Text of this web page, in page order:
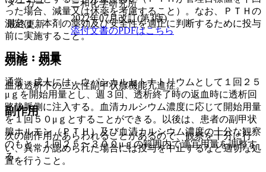
った場合、減量又は休薬を考慮すること）。なお、ＰＴＨの
測定は、本剤の薬効及び安全性を適正に判断するために投与
前に実施すること。
効能・効果
血液透析下の二次性副甲状腺機能亢進症。
副作用
次の副作用があらわれることがあるので、観察を十分に行
い、異常が認められた場合には投与を中止するなど適切な処
置を行うこと。
メーカー
三和化学研究所
最終更新
2022年07月改訂(第3版)
添付文書のPDFはこちら
用法・用量
通常、成人には、ウパシカルセトナトリウムとして１回２５
μｇを開始用量とし、週３回、透析終了時の返血時に透析回
路静脈側に注入する。血清カルシウム濃度に応じて開始用量
を１回５０μｇとすることができる。以後は、患者の副甲状
腺ホルモン（ＰＴＨ）及び血清カルシウム濃度の十分な観察
のもと、１回２５〜３００μｇの範囲内で適宜用量を調整す
る。